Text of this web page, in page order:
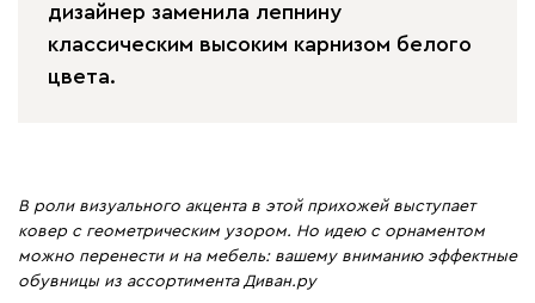
дизайнер заменила лепнину
классическим высоким карнизом белого
цвета.
В роли визуального акцента в этой прихожей выступает
ковер с геометрическим узором. Но идею с орнаментом
можно перенести и на мебель: вашему вниманию эффектные
обувницы из ассортимента Диван.ру